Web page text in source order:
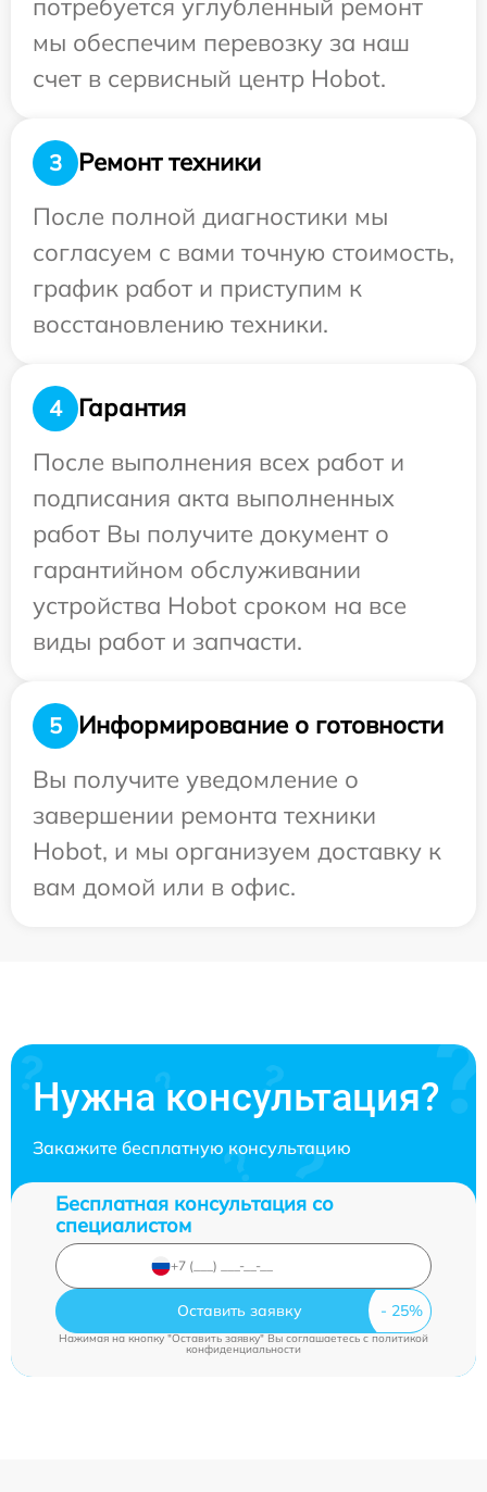
потребуется углубленный ремонт
мы обеспечим перевозку за наш
счет в сервисный центр Hobot.
3
Ремонт техники
После полной диагностики мы
согласуем с вами точную стоимость,
график работ и приступим к
восстановлению техники.
4
Гарантия
После выполнения всех работ и
подписания акта выполненных
работ Вы получите документ о
гарантийном обслуживании
устройства Hobot сроком на все
виды работ и запчасти.
5
Информирование о готовности
Вы получите уведомление о
завершении ремонта техники
Hobot, и мы организуем доставку к
вам домой или в офис.
Нужна консультация?
Закажите бесплатную консультацию
Бесплатная консультация со
специалистом
Оставить заявку
Нажимая на кнопку "Оставить заявку" Вы соглашаетесь cполитикой
конфиденциальности